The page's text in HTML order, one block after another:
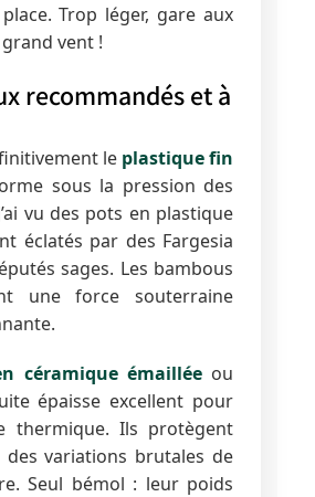
Trop léger, gare aux
vent !
recommandés et à
le plastique fin
sous la pression des
vu des pots en plastique
éclatés par des Fargesia
sages. Les bambous
une force souterraine
céramique émailléeou
épaisse excellent pour
thermique. Ils protègent
des variations brutales de
Seul bémol : leur poids